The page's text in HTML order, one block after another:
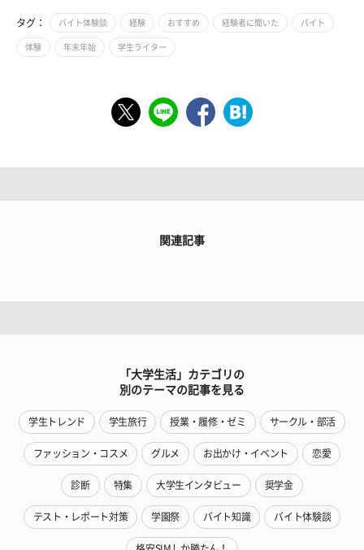
タグ： バイト体験談 経験 おすすめ 経験者に聞いた バイト
体験 年末年始 学生ライター
関連記事
「大学生活」カテゴリの
別のテーマの記事を見る
学生トレンド 学生旅行 授業・履修・ゼミ サークル・部活
ファッション・コスメ グルメ お出かけ・イベント 恋愛
診断 特集 大学生インタビュー 奨学金
テスト・レポート対策 学園祭 バイト知識 バイト体験談